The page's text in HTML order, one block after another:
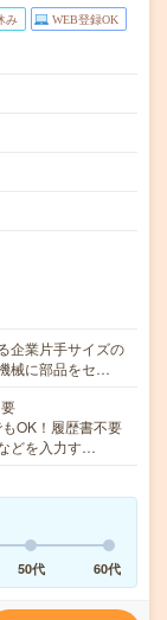
み WEB登録OK
企業片手サイズの
械に部品をセ…
OK！履歴書不要
どを入力す…
50代 60代